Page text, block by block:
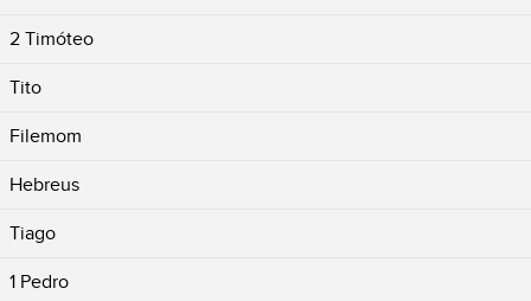
2 Timóteo
Tito
Filemom
Hebreus
Tiago
1 Pedro